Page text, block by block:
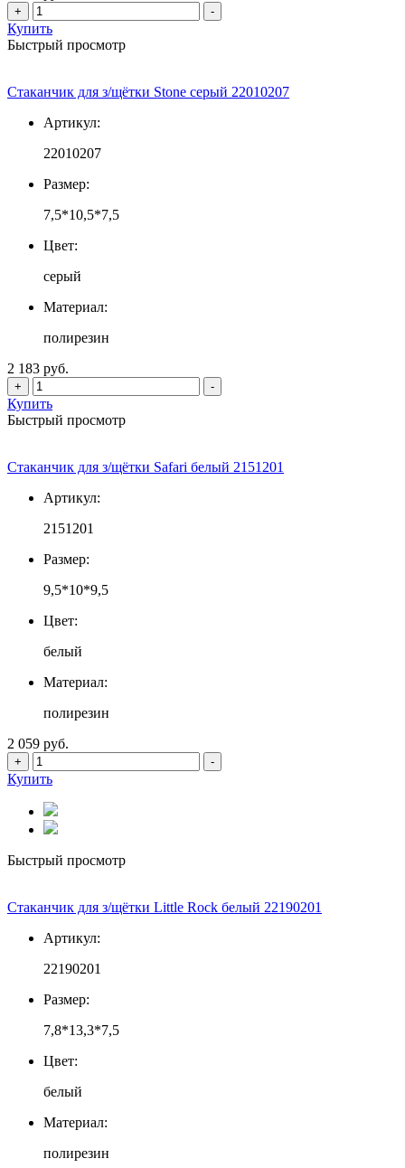
+ -
Купить
Быстрый просмотр
Стаканчик для з/щётки Stone серый 22010207
Артикул:
22010207
Размер:
7,5*10,5*7,5
Цвет:
серый
Материал:
полирезин
2 183 руб.
+ -
Купить
Быстрый просмотр
Стаканчик для з/щётки Safari белый 2151201
Артикул:
2151201
Размер:
9,5*10*9,5
Цвет:
белый
Материал:
полирезин
2 059 руб.
+ -
Купить
Быстрый просмотр
Стаканчик для з/щётки Little Rock белый 22190201
Артикул:
22190201
Размер:
7,8*13,3*7,5
Цвет:
белый
Материал:
полирезин